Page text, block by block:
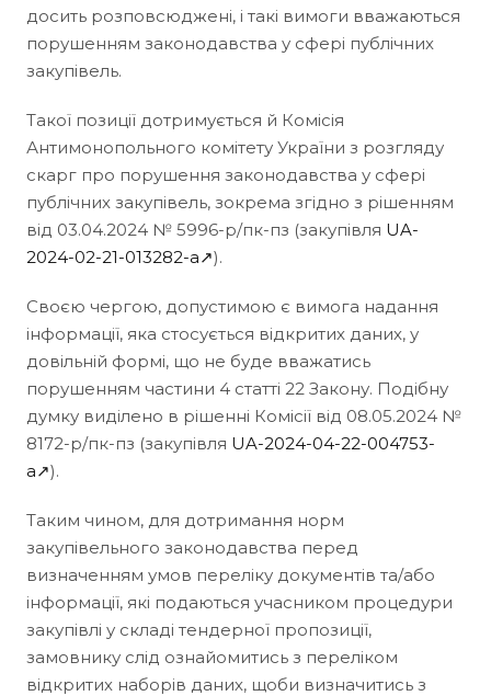
досить розповсюджені, і такі вимоги вважаються
порушенням законодавства у сфері публічних
закупівель.
Такої позиції дотримується й Комісія
Антимонопольного комітету України з розгляду
скарг про порушення законодавства у сфері
публічних закупівель, зокрема згідно з рішенням
від 03.04.2024 № 5996-р/пк-пз (закупівля UA-
2024-02-21-013282-a↗).
Своєю чергою, допустимою є вимога надання
інформації, яка стосується відкритих даних, у
довільній формі, що не буде вважатись
порушенням частини 4 статті 22 Закону. Подібну
думку виділено в рішенні Комісії від 08.05.2024 №
8172-р/пк-пз (закупівля UA-2024-04-22-004753-
a↗).
Таким чином, для дотримання норм
закупівельного законодавства перед
визначенням умов переліку документів та/або
інформації, які подаються учасником процедури
закупівлі у складі тендерної пропозиції,
замовнику слід ознайомитись з переліком
відкритих наборів даних, щоби визначитись з